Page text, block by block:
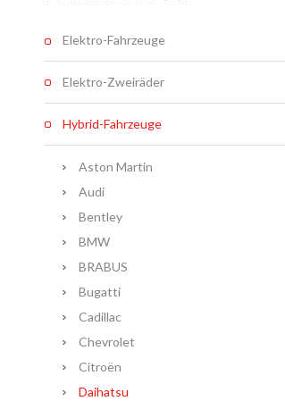
Elektro-Fahrzeuge
Elektro-Zweiräder
Hybrid-Fahrzeuge
Aston Martin
Audi
Bentley
BMW
BRABUS
Bugatti
Cadillac
Chevrolet
Citroën
Daihatsu